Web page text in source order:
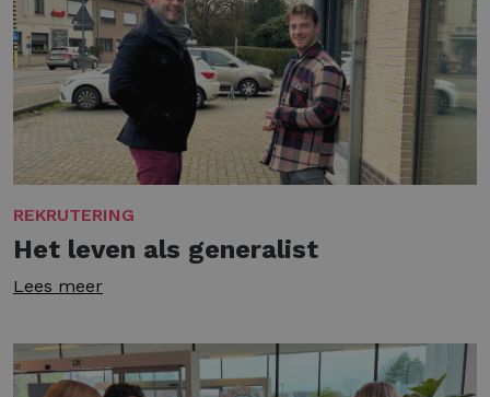
REKRUTERING
Het leven als generalist
Lees meer